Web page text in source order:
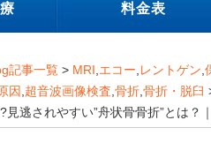
料金表
記事一覧 > MRI エコー レントゲン
因 超音波画像検査 骨折 骨折・脱臼
見逃されやすい”舟状骨骨折”とは？